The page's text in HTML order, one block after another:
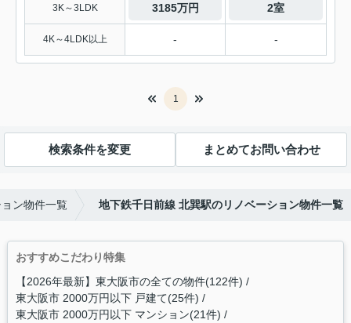
3K～3LDK 3185万円 2室
4K～4LDK以上 - -
1
検索条件を変更 まとめてお問い合わせ
ン物件一覧 地下鉄千日前線 北巽駅のリノベーション物件一覧
おすすめこだわり特集
【2026年最新】東大阪市の全ての物件(122件)
東大阪市 2000万円以下 戸建て(25件)
東大阪市 2000万円以下 マンション(21件)